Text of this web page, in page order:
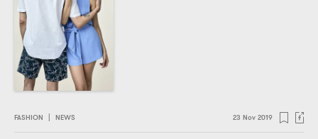
FASHION | NEWS 23 Nov 2019